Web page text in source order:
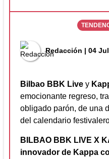
Redacción | 04
Bilbao BBK Live y
emocionante regreso,
obligado parón, de una
del calendario
BILBAO BBK LIVE X
innovador de Kappa